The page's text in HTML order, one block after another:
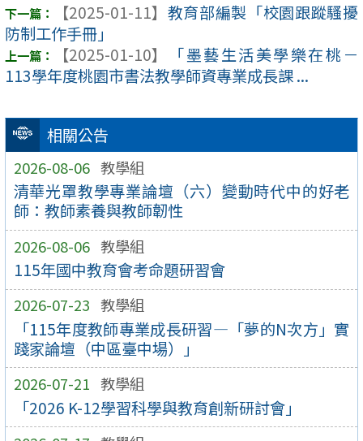
相關公告
2026-08-06 教學組
清華光罩教學專業論壇（六）變動時代中的好老
師：教師素養與教師韌性
2026-08-06 教學組
115年國中教育會考命題研習會
2026-07-23 教學組
「115年度教師專業成長研習—「夢的N次方」實
踐家論壇（中區臺中場）」
2026-07-21 教學組
「2026 K-12學習科學與教育創新研討會」
【2025-01-11】 教育部編製「校園跟蹤騷擾
防制工作手冊」
【2025-01-10】
「墨藝生活美學樂在桃－
113學年度桃園市書法教學師資專業成長課 ...